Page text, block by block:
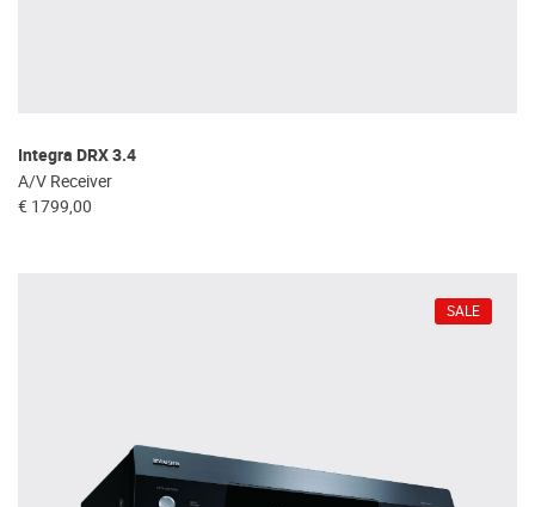
Integra DRX 3.4
A/V Receiver
€ 1799,00
SALE